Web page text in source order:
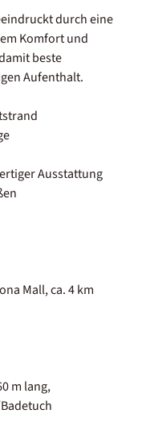
durch eine
Komfort und
beste
Aufenthalt.
Ausstattung
Mall, ca. 4 km
m lang,